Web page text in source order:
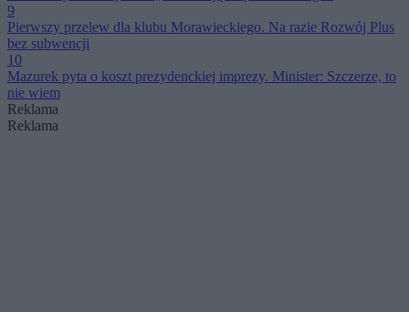
9
Pierwszy przelew dla klubu Morawieckiego. Na razie Rozwój Plus
bez subwencji
10
Mazurek pyta o koszt prezydenckiej imprezy. Minister: Szczerze, to
nie wiem
Reklama
Reklama